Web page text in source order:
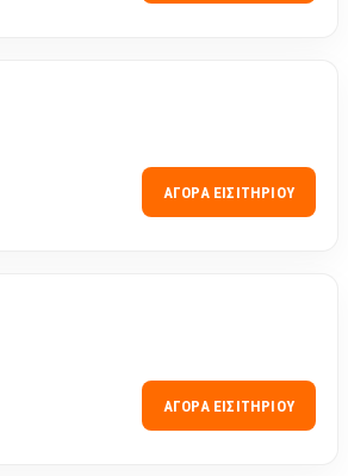
ΑΓΟΡΆ ΕΙΣΙΤΗΡΊΟΥ
ΑΓΟΡΆ ΕΙΣΙΤΗΡΊΟΥ